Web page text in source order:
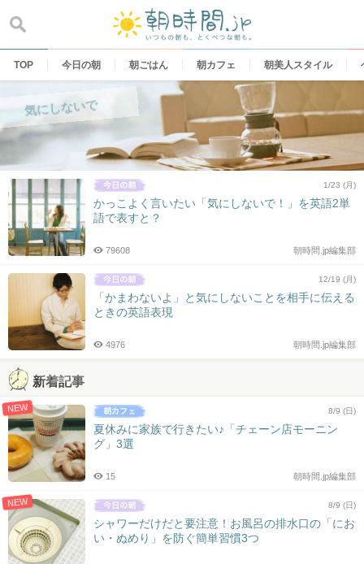
content
TOP 今日の朝 朝ごはん 朝カフェ 朝美人スタイル
気にしないで
1/23 (月)
かっこよく言いたい「気にしないで！」を英語2単
語で表すと？
朝時間.jp編集部
79608
12/19 (月)
「かまわないよ」と気にしないことを相手に伝える
ときの英語表現
朝時間.jp編集部
4976
新着記事
NEW 8/9 (日)
夏休みに家族で行きたい♪「チェーン店モーニン
グ」3選
朝時間.jp編集部
15
NEW 8/9 (日)
シャワーだけだと要注意！お風呂の排水口の「にお
い・ぬめり」を防ぐ簡単習慣3つ